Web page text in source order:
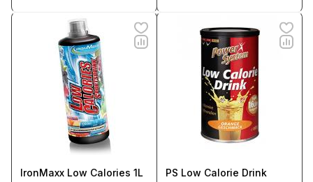
IronMaxx Low Calories 1L PS Low Calorie Drink